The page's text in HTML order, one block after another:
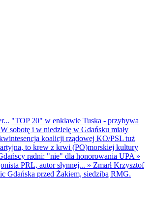
"TOP 20" w enklawie Tuska - przybywa
W sobotę i w niedzielę w Gdańsku miały
koalicji rządowej KO/PSL tuż
to krew z krwi (PO)morskiej kultury
radni: "nie" dla honorowania UPA »
PRL, autor słynnej... » Zmarł Krzysztof
Gdańska przed Żakiem, siedzibą RMG.